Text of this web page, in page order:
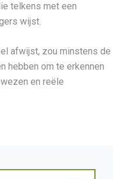
telkens met een
wijst.
afwijst, zou minstens de
hebben om te erkennen
en reële